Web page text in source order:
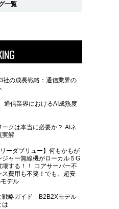
一覧
社の成長戦略：通信業界の
通信業界におけるAI成熟度
クは本当に必要か？ AIネ
実解
ーダブリュー】何もかもが
ャー無線機がローカル５G
する！！ コアサーバー不
費用も不要！でも、超安
デル
戦略ガイド B2B2Xモデル
は